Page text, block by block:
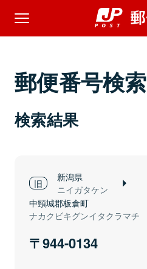
郵便番号検索
検索結果
新潟県
ニイガタケン
中頸城郡板倉町
ナカクビキグンイタクラマチ
944-0134